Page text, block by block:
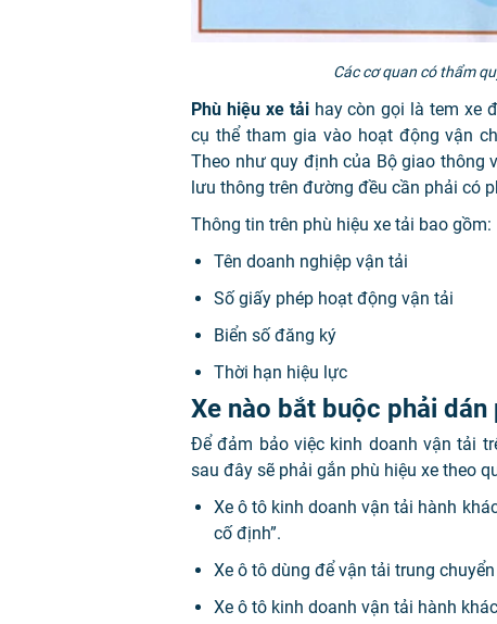
Các cơ quan có thẩm
Phù hiệu xe tảihay còn gọi là tem xe
cụ thể tham gia vào hoạt động vận
Theo như quy định của Bộ giao
lưu thông trên đường đều cần phải có
Thông tin trên phù hiệu xe tải bao gồm:
Tên doanh nghiệp vận tải
Số giấy phép hoạt động vận tải
Biển số đăng ký
Thời hạn hiệu lực
Xe nào bắt buộc phải dán
Để đảm bảo việc kinh doanh vận tải
sau đây sẽ phải gắn phù hiệu xe theo
Xe ô tô kinh doanh vận tải hành
cố định”.
Xe ô tô dùng để vận tải trung
Xe ô tô kinh doanh vận tải hành